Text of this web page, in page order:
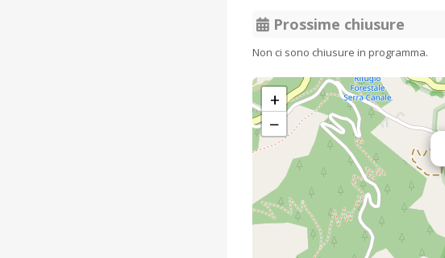
Prossime chiusure
Non ci sono chiusure in programma.
+
−